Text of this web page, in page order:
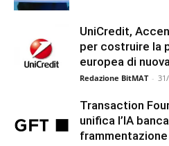
UniCredit,
per costruire la
europea di
Redazione BitMAT -
Transaction
unifica l’IA